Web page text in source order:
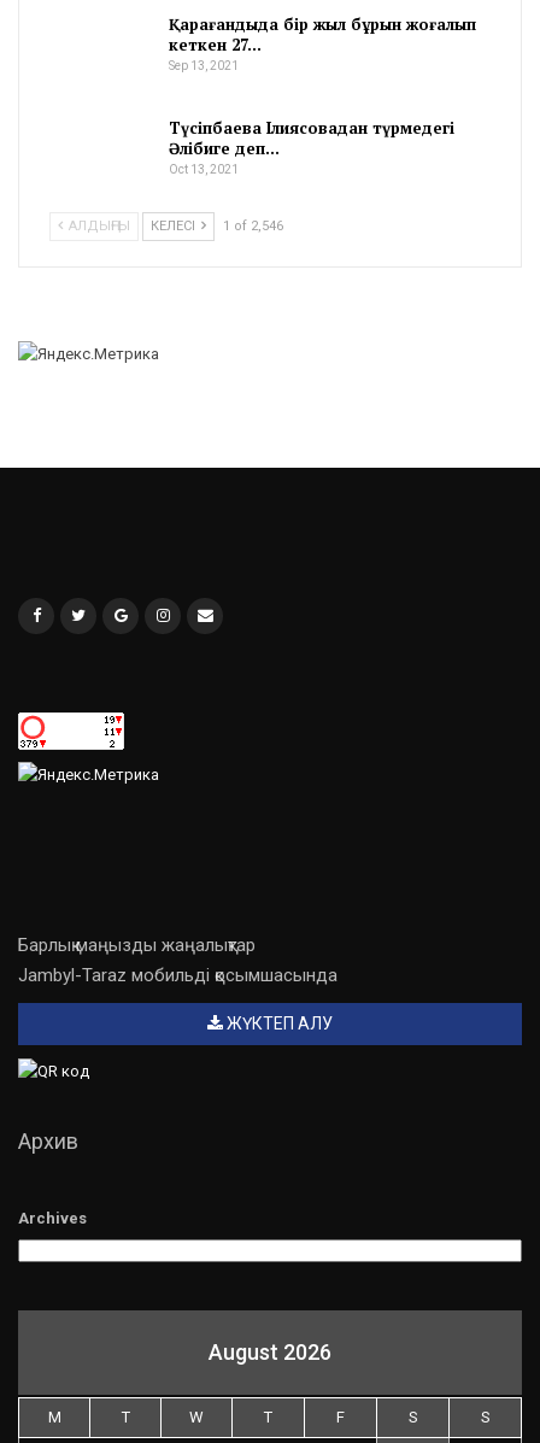
Қарағандыда бір жыл бұрын жоғалып
кеткен 27…
Sep 13, 2021
Түсіпбаева Ілиясовадан түрмедегі
Әлібиге деп…
Oct 13, 2021
АЛДЫҢҒЫ КЕЛЕСІ 1 of 2,546
Барлық маңызды жаңалықтар
Jambyl-Taraz мобильді қосымшасында
ЖҮКТЕП АЛУ
Архив
Archives
August 2026
M T W T F S S